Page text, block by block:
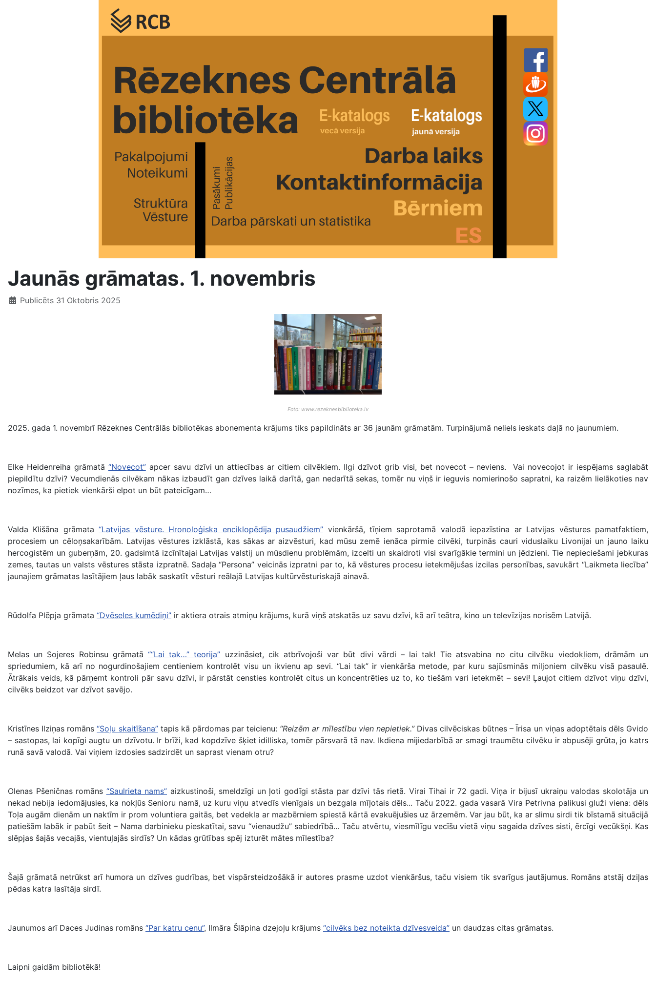
Jaunās grāmatas. 1. novembris
Publicēts 31 Oktobris 2025
Foto: www.rezeknesbiblioteka.lv
2025. gada 1. novembrī Rēzeknes Centrālās bibliotēkas abonementa krājums tiks papildināts ar 36 jaunām grāmatām. Turpinājumā neliels ieskats daļā no jaunumiem.
Elke Heidenreiha grāmatā “Novecot”apcer savu dzīvi un attiecības ar citiem cilvēkiem. Ilgi dzīvot grib visi, bet novecot – neviens. Vai novecojot ir iespējams saglabāt
piepildītu dzīvi? Vecumdienās cilvēkam nākas izbaudīt gan dzīves laikā darītā, gan nedarītā sekas, tomēr nu viņš ir ieguvis nomierinošo sapratni, ka raizēm lielākoties nav
nozīmes, ka pietiek vienkārši elpot un būt pateicīgam…
Valda Klišāna grāmata“Latvijas vēsture. Hronoloģiska enciklopēdija pusaudžiem” vienkāršā, tīņiem saprotamā valodā iepazīstina ar Latvijas vēstures pamatfaktiem,
procesiem un cēloņsakarībām. Latvijas vēstures izklāstā, kas sākas ar aizvēsturi, kad mūsu zemē ienāca pirmie cilvēki, turpinās cauri viduslaiku Livonijai un jauno laiku
hercogistēm un guberņām, 20. gadsimtā izcīnītajai Latvijas valstij un mūsdienu problēmām, izcelti un skaidroti visi svarīgākie termini un jēdzieni. Tie nepieciešami jebkuras
zemes, tautas un valsts vēstures stāsta izpratnē. Sadaļa “Persona” veicinās izpratni par to, kā vēstures procesu ietekmējušas izcilas personības, savukārt “Laikmeta liecība”
jaunajiem grāmatas lasītājiem ļaus labāk saskatīt vēsturi reālajā Latvijas kultūrvēsturiskajā ainavā.
Rūdolfa Plēpja grāmata “Dvēseles kumēdiņi” ir aktiera otrais atmiņu krājums, kurā viņš atskatās uz savu dzīvi, kā arī teātra, kino un televīzijas norisēm Latvijā.
Melas un Sojeres Robinsu grāmatā ““Lai tak…” teorija” uzzināsiet, cik atbrīvojoši var būt divi vārdi – lai tak! Tie atsvabina no citu cilvēku viedokļiem, drāmām un
spriedumiem, kā arī no nogurdinošajiem centieniem kontrolēt visu un ikvienu ap sevi. “Lai tak” ir vienkārša metode, par kuru sajūsminās miljoniem cilvēku visā pasaulē.
Ātrākais veids, kā pārņemt kontroli pār savu dzīvi, ir pārstāt censties kontrolēt citus un koncentrēties uz to, ko tiešām vari ietekmēt – sevi! Ļaujot citiem dzīvot viņu dzīvi,
cilvēks beidzot var dzīvot savējo.
Kristīnes Ilziņas romāns“Soļu skaitīšana”tapis kā pārdomas par teicienu: “Reizēm ar mīlestību vien nepietiek.”Divas cilvēciskas būtnes – Īrisa un viņas adoptētais dēls Gvido
– sastopas, lai kopīgi augtu un dzīvotu. Ir brīži, kad kopdzīve šķiet idilliska, tomēr pārsvarā tā nav. Ikdiena mijiedarbībā ar smagi traumētu cilvēku ir abpusēji grūta, jo katrs
runā savā valodā. Vai viņiem izdosies sadzirdēt un saprast vienam otru?
Olenas Pšeničnas romāns “Saulrieta nams” aizkustinoši, smeldzīgi un ļoti godīgi stāsta par dzīvi tās rietā. Virai Tihai ir 72 gadi. Viņa ir bijusī ukraiņu valodas skolotāja un
nekad nebija iedomājusies, ka nokļūs Senioru namā, uz kuru viņu atvedīs vienīgais un bezgala mīļotais dēls... Taču 2022. gada vasarā Vira Petrivna palikusi gluži viena: dēls
Toļa augām dienām un naktīm ir prom voluntiera gaitās, bet vedekla ar mazbērniem spiestā kārtā evakuējušies uz ārzemēm. Var jau būt, ka ar slimu sirdi tik bīstamā situācijā
patiešām labāk ir pabūt šeit – Nama darbinieku pieskatītai, savu “vienaudžu” sabiedrībā… Taču atvērtu, viesmīlīgu vecīšu vietā viņu sagaida dzīves sisti, ērcīgi vecūkšņi. Kas
slēpjas šajās vecajās, vientuļajās sirdīs? Un kādas grūtības spēj izturēt mātes mīlestība?
Šajā grāmatā netrūkst arī humora un dzīves gudrības, bet vispārsteidzošākā ir autores prasme uzdot vienkāršus, taču visiem tik svarīgus jautājumus. Romāns atstāj dziļas
pēdas katra lasītāja sirdī.
Jaunumos arī Daces Judinas romāns “Par katru cenu”, Ilmāra Šlāpina dzejoļu krājums “cilvēks bez noteikta dzīvesveida” un daudzas citas grāmatas.
Laipni gaidām bibliotēkā!